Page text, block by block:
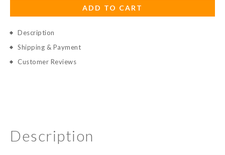
ADD TO CART
Description
Shipping & Payment
Customer Reviews
Description